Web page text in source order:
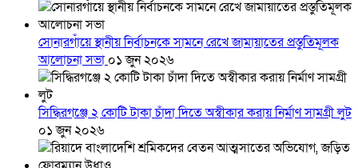
সোনারগাঁয়ে স্থানীয় নির্বাচনকে সামনে রেখে জামায়াতের প্রস্তুতিমূলক
আলোচনা সভা ০১ জুন ২০২৬
সিদ্ধিরগঞ্জে ২ কোটি টাকা চাঁদা দিতে অস্বীকার করায় নির্মাণ সামগ্রী লুট
০১ জুন ২০২৬